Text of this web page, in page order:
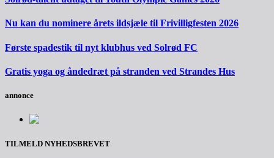
Nu kan du nominere årets ildsjæle til Frivilligfesten 2026
Første spadestik til nyt klubhus ved Solrød FC
Gratis yoga og åndedræt på stranden ved Strandes Hus
annonce
TILMELD NYHEDSBREVET